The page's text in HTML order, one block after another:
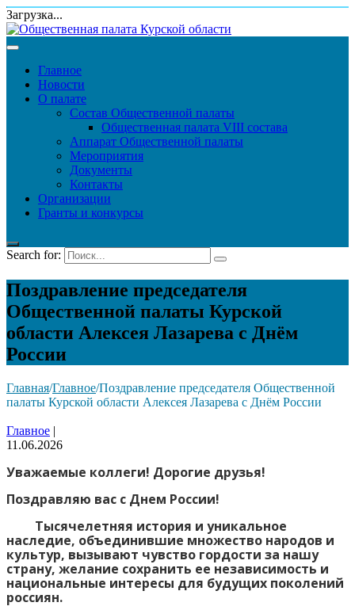
Загрузка...
Главное
Новости
О палате
Состав Общественной палаты
Общественная палата VIII состава
Аппарат Общественной палаты
Мероприятия
Документы
Контакты
Организации
Гранты и конкурсы
Search for:
Поздравление председателя
Общественной палаты Курской
области Алексея Лазарева с Днём
России
Главная/Главное/Поздравление председателя Общественной
палаты Курской области Алексея Лазарева с Днём России
Главное |
11.06.2026
Уважаемые коллеги! Дорогие друзья!
Поздравляю вас с Днем России!
Тысячелетняя история и уникальное
наследие, объединившие множество народов и
культур, вызывают чувство гордости за нашу
страну, желание сохранить ее независимость и
национальные интересы для будущих поколений
россиян.